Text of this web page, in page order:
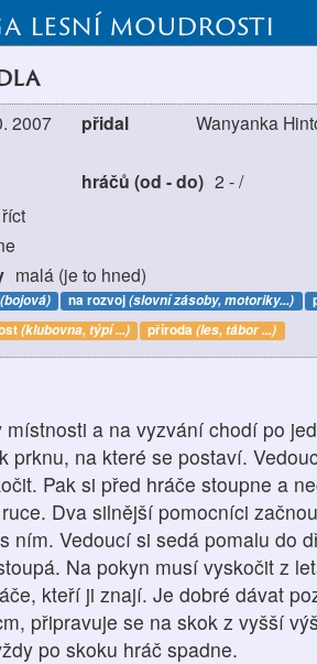
lesní moudrosti
2007
přidal Wanyanka
hráčů (od - do) 2 -/
malá (je to hned)
(bojová) na rozvoj(slovní zásoby, motoriky...)
(klubovna, týpí ...) příroda(les, tábor ...)
a na vyzvání chodí po
prknu, na které se postaví.
Pak si před hráče stoupne a
Dva silnější pomocníci
ním. Vedoucí si sedá pomalu do
Na pokyn musí vyskočit z
kteří ji znají. Je dobré dávat
připravuje se na skok z vyšší
po skoku hráč spadne.